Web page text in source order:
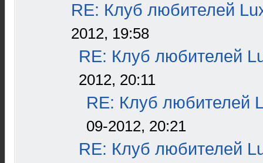
RE: Клуб любителей
2012, 19:58
RE: Клуб любителей
2012, 20:11
RE: Клуб любителей
09-2012, 20:21
RE: Клуб любителей